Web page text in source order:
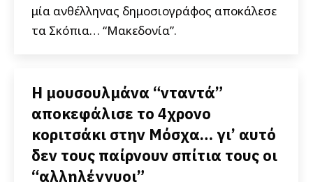
μία ανθέλληνας δημοσιογράφος αποκάλεσε
τα Σκόπια… “Μακεδονία”.
Η μουσουλμάνα “νταντά”
αποκεφάλισε το 4χρονο
κοριτσάκι στην Μόσχα… γι’ αυτό
δεν τους παίρνουν σπίτια τους οι
“αλληλέγγυοι”